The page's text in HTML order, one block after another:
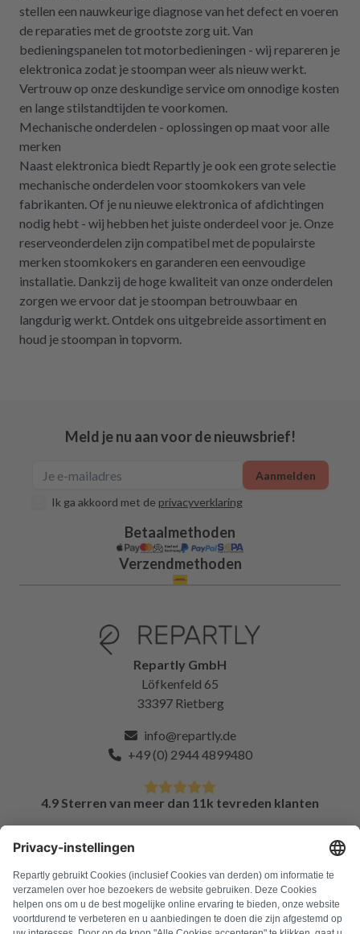
stellen een nauwkeurige diagnose van het defect en voeren
de reparaties met de grootste zorg uit. Van
bedieningspanelen tot motorbedieningen - wij repareren je
elektronica zodat je stoompan weer als nieuw werkt.
Vertrouw op onze deskundige service om onnodige kosten
en lange stilstandtijden te voorkomen.
Mechanische onderdelen - oplossingen op maat voor alle
merken
Naast elektronica biedt Repartly je ook een grote selectie
mechanische onderdelen voor stoomkokers van vele
fabrikanten. Of je nu nieuwe elektronica of afdichtingen
nodig hebt - wij hebben het juiste onderdeel voor je. Onze
reserveonderdelen zijn compatibel met de populairste
merken stoomkokers en garanderen een eenvoudige
installatie. Dankzij de hoge kwaliteit van onze onderdelen
zorgen we ervoor dat je stoompan betrouwbaar en
langdurig werkt. Ontdek ons uitgebreide assortiment en
houd je stoompan in topvorm.
Meld je nu aan voor de nieuwsbrief!
Ik ga akkoord met de privacyverklaring
Aanmelden
Betaalmethoden
Verzendmethoden
Repartly GmbH
Löfkenfeld 65
33397 Rietberg
info@repartly.de
+49 (0) 2944 4899480
4.9 Sterren van meer dan 11k tevreden klanten
FAQ